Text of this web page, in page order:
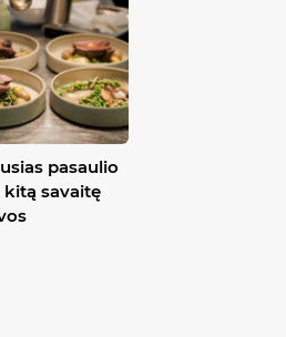
pasaulio
kitą savaitę